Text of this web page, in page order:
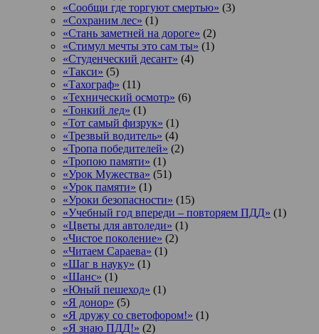
«Сообщи где торгуют смертью» (3)
«Сохраним лес» (1)
«Стань заметней на дороге» (2)
«Стимул мечты это сам ты» (1)
«Студенческий десант» (4)
«Такси» (5)
«Тахограф» (11)
«Технический осмотр» (6)
«Тонкий лед» (1)
«Тот самый физрук» (1)
«Трезвый водитель» (4)
«Тропа победителей» (2)
«Тропою памяти» (1)
«Урок Мужества» (51)
«Урок памяти» (1)
«Уроки безопасности» (15)
«Учебный год впереди – повторяем ПДД» (1)
«Цветы для автоледи» (1)
«Чистое поколение» (2)
«Читаем Сараева» (1)
«Шаг в науку» (1)
«Шанс» (1)
«Юный пешеход» (1)
«Я донор» (5)
«Я дружу со светофором!» (1)
«Я знаю ПДД!» (2)